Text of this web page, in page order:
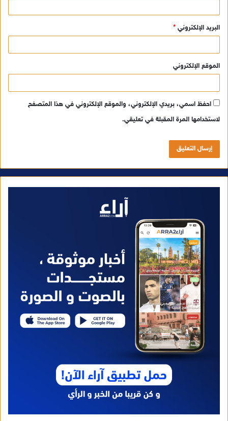
البريد الإلكتروني *
الموقع الإلكتروني
احفظ اسمي، بريدي الإلكتروني، والموقع الإلكتروني في هذا المتصفح
لاستخدامها المرة المقبلة في تعليقي.